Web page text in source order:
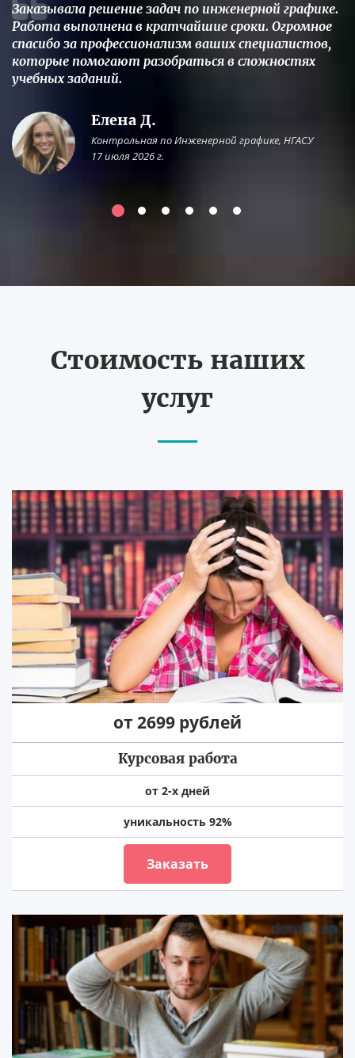
Заказывала решение задач по инженерной графике.
Работа выполнена в кратчайшие сроки. Огромное
спасибо за профессионализм ваших специалистов,
которые помогают разобраться в сложностях
учебных заданий.
Елена Д.
Контрольная по Инженерной графике, НГАСУ
17 июля 2026 г.
Стоимость наших
услуг
от 2699 рублей
Курсовая работа
от 2-х дней
уникальность 92%
Заказать